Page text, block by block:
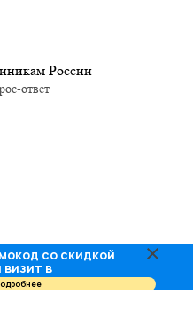
России
ответ
со скидкой
визит в